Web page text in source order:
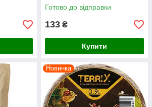
Готово до відправки
133 ₴
Купити
Новинка